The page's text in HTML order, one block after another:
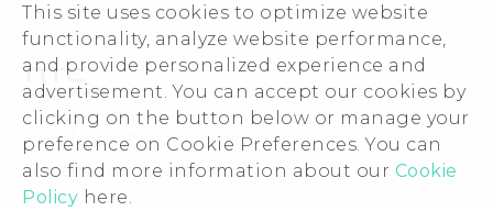
This site uses cookies to optimize website
functionality, analyze website performance,
and provide personalized experience and
advertisement. You can accept our cookies by
clicking on the button below or manage your
preference on Cookie Preferences. You can
also find more information about our Cookie
Policy here.
VIVE
ESG
Инвестирование
Политика конфиденциальности
Безопасность продуктов
Вакансии
Security and Privacy Whitepaper
© 2011-2026 HTC Corporation
Условия использования.